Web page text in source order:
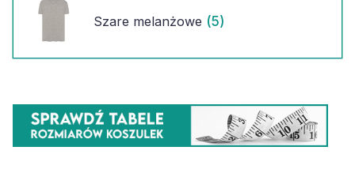
Szare melanżowe (5)